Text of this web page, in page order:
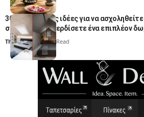
30 δημιουργικές ιδέες για να
σοφίτα και να κερδίσετε ένα επιπλέον
Thali Ombre 6 Min Read